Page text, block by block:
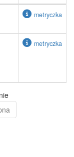
metryczka
metryczka